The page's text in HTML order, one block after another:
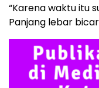
“Karena waktu itu
Panjang lebar